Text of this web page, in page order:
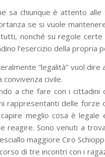
sa chiunque è attento alle
se si vuole
nonché su regole certe
l’esercizio della propria
“legalità” vuol
convivenza civile.
a che fare con i cittadini
rappresentanti delle forze
meglio cosa è legale
reagire. Sono venuti a
maggiore Ciro
di tre incontri con i